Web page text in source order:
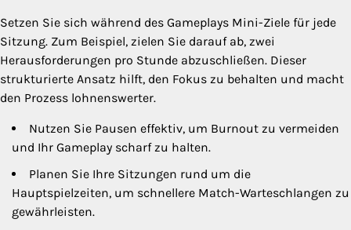
Setzen Sie sich während des Gameplays Mini-Ziele für jede
Sitzung. Zum Beispiel, zielen Sie darauf ab, zwei
Herausforderungen pro Stunde abzuschließen. Dieser
strukturierte Ansatz hilft, den Fokus zu behalten und macht
den Prozess lohnenswerter.
Nutzen Sie Pausen effektiv, um Burnout zu vermeiden
und Ihr Gameplay scharf zu halten.
Planen Sie Ihre Sitzungen rund um die
Hauptspielzeiten, um schnellere Match-Warteschlangen zu
gewährleisten.